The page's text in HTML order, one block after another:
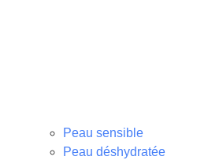
Peau sensible
Peau déshydratée